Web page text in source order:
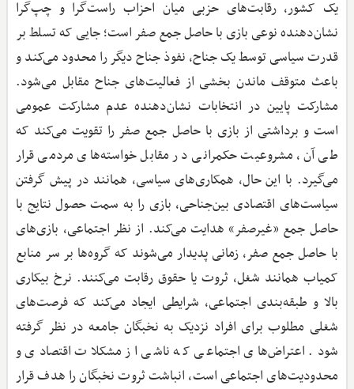
یک کشور، رقابت‌های حزبی میان احزاب راست‌گرا و چپ‌گرا
نشان‌دهنده نوعی بازی با حاصل جمع صفر است؛ جایی که تسلط بر
قدرت سیاسی توسط یک جناح، نفوذ جناح دیگر را محدود می‌کند و
باعث متوقف ماندن بخشی از فعالیت‌های جناح مقابل می‌شود.
مشارکت پایین در انتخابات نشان‌دهنده عدم مشارکت عمومی
است و برداشتی از بازی با حاصل جمع صفر را تقویت می‌کند که
طی آن، مشروعیت حکمرانی در مقابل خواسته‌های مردمی قرار
می‌گیرد. با این حال، همکاری‌های سیاسی، همانند در پیش گرفتن
سیاست‌های اقتصادی بین‌جناحی، بازی را به سمت حصول نتایج با
حاصل جمع «غیرصفر» هدایت می‌کند. از نظر اجتماعی، بازی‌های
با حاصل جمع صفر، زمانی پدیدار می‌شوند که گروه‌ها بر سر منابع
کمیاب همانند شغل، ثروت یا حقوق رقابت می‌کنند. نرخ بیکاری
بالا و طبقه‌بندی اجتماعی، شرایطی ایجاد می‌کند که فرصت‌های
شغلی مطلوب برای افراد نزدیک به نخبگان جامعه در نظر گرفته
شود. اعتراض‌های اجتماعی که ناشی از مشکلات اقتصادی و
محدودیت‌های اجتماعی است، انباشت ثروت نخبگان را هدف قرار